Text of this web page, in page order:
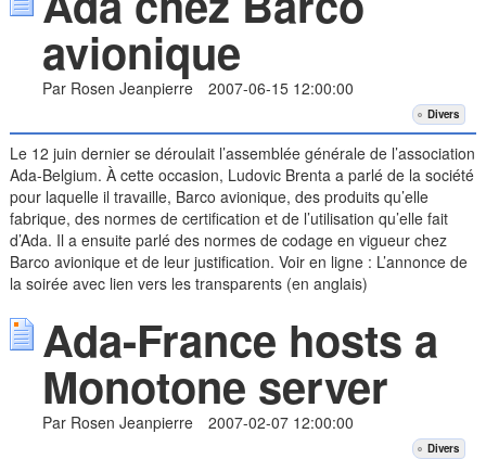
avionique
Par Rosen Jeanpierre 2007-06-15 12:00:00
Divers
Le 12 juin dernier se déroulait l’assemblée générale de l’association
Ada-Belgium. À cette occasion, Ludovic Brenta a parlé de la société
pour laquelle il travaille, Barco avionique, des produits qu’elle
fabrique, des normes de certification et de l’utilisation qu’elle fait
d’Ada. Il a ensuite parlé des normes de codage en vigueur chez
Barco avionique et de leur justification. Voir en ligne : L’annonce de
la soirée avec lien vers les transparents (en anglais)
Ada-France hosts a
Monotone server
Par Rosen Jeanpierre 2007-02-07 12:00:00
Divers